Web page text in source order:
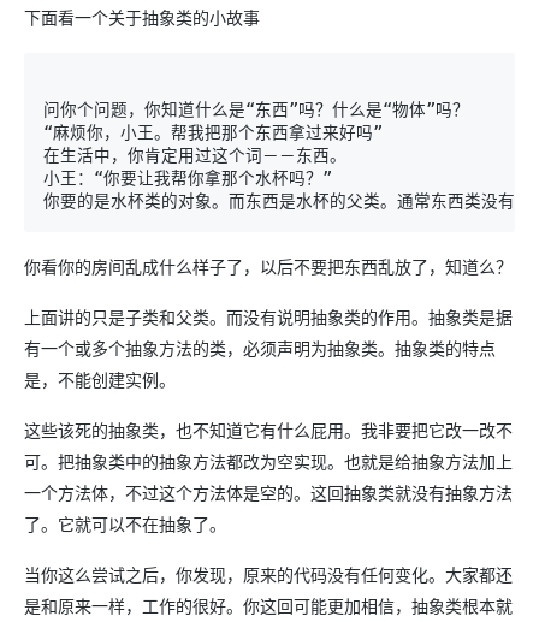
下面看一个关于抽象类的小故事
问你个问题，你知道什么是“东西”吗？什么是“物体”吗？
“麻烦你，小王。帮我把那个东西拿过来好吗”
在生活中，你肯定用过这个词－－东西。
小王：“你要让我帮你拿那个水杯吗？”
你要的是水杯类的对象。而东西是水杯的父类。通常东西类没有
你看你的房间乱成什么样子了，以后不要把东西乱放了，知道么？
上面讲的只是子类和父类。而没有说明抽象类的作用。抽象类是据
有一个或多个抽象方法的类，必须声明为抽象类。抽象类的特点
是，不能创建实例。
这些该死的抽象类，也不知道它有什么屁用。我非要把它改一改不
可。把抽象类中的抽象方法都改为空实现。也就是给抽象方法加上
一个方法体，不过这个方法体是空的。这回抽象类就没有抽象方法
了。它就可以不在抽象了。
当你这么尝试之后，你发现，原来的代码没有任何变化。大家都还
是和原来一样，工作的很好。你这回可能更加相信，抽象类根本就